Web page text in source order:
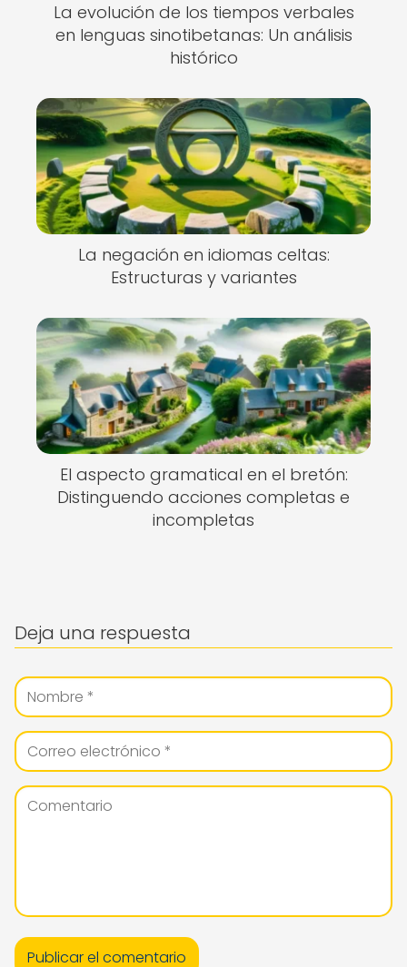
La evolución de los tiempos verbales
en lenguas sinotibetanas: Un análisis
histórico
La negación en idiomas celtas:
Estructuras y variantes
El aspecto gramatical en el bretón:
Distinguendo acciones completas e
incompletas
Deja una respuesta